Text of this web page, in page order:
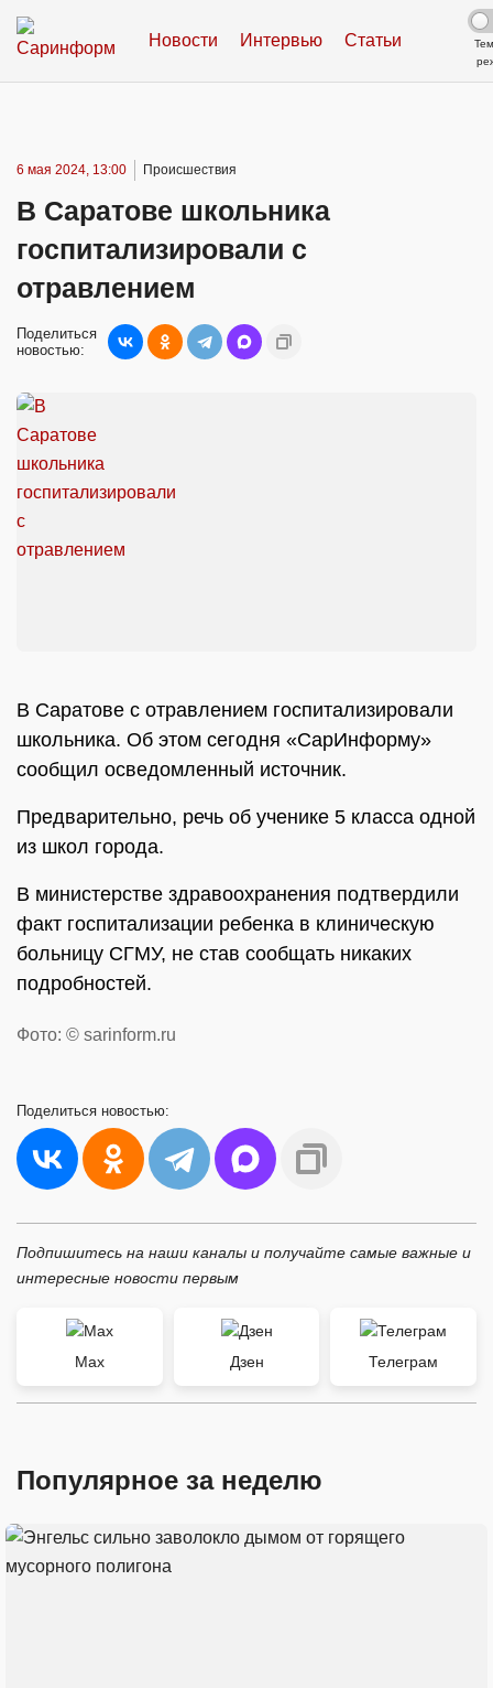
Новости Интервью Статьи
6 мая 2024, 13:00 Происшествия
В Саратове школьника
госпитализировали с
отравлением
Поделиться
новостью:
В Саратове с отравлением госпитализировали
школьника. Об этом сегодня «СарИнформу»
сообщил осведомленный источник.
Предварительно, речь об ученике 5 класса одной
из школ города.
В министерстве здравоохранения подтвердили
факт госпитализации ребенка в клиническую
больницу СГМУ, не став сообщать никаких
подробностей.
Фото: © sarinform.ru
Поделиться новостью:
Подпишитесь на наши каналы и получайте самые важные и
интересные новости первым
Max Дзен Телеграм
Популярное за неделю